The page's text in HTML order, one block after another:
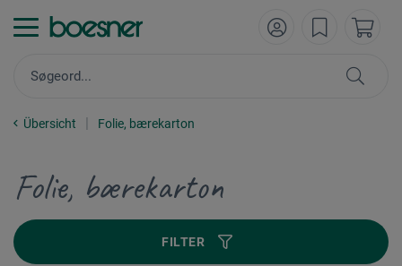
Übersicht Folie, bærekarton
Folie, bærekarton
FILTER